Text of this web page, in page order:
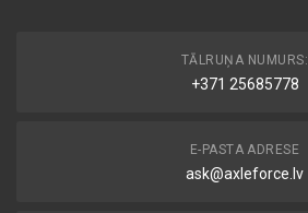
TĀLRUŅA NUMURS:
+371 25685778
E-PASTA ADRESE
ask@axleforce.lv